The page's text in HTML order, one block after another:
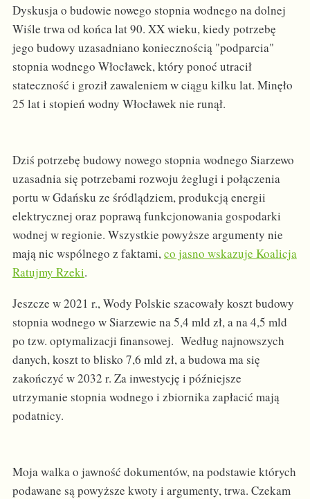
Dyskusja o budowie nowego stopnia wodnego na dolnej
Wiśle trwa od końca lat 90. XX wieku, kiedy potrzebę
jego budowy uzasadniano koniecznością "podparcia"
stopnia wodnego Włocławek, który ponoć utracił
stateczność i groził zawaleniem w ciągu kilku lat. Minęło
25 lat i stopień wodny Włocławek nie runął.
Dziś potrzebę budowy nowego stopnia wodnego Siarzewo
uzasadnia się potrzebami rozwoju żeglugi i połączenia
portu w Gdańsku ze śródlądziem, produkcją energii
elektrycznej oraz poprawą funkcjonowania gospodarki
wodnej w regionie. Wszystkie powyższe argumenty nie
mają nic wspólnego z faktami,co jasno wskazuje Koalicja
Ratujmy Rzeki.
Jeszcze w 2021 r., Wody Polskie szacowały koszt budowy
stopnia wodnego w Siarzewie na 5,4 mld zł, a na 4,5 mld
po tzw. optymalizacji finansowej. Według najnowszych
danych, koszt to blisko 7,6 mld zł, a budowa ma się
zakończyć w 2032 r. Za inwestycję i późniejsze
utrzymanie stopnia wodnego i zbiornika zapłacić mają
podatnicy.
Moja walka o jawność dokumentów, na podstawie których
podawane są powyższe kwoty i argumenty, trwa. Czekam